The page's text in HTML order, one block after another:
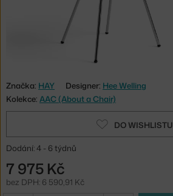
Značka: HAY Designer: Hee Welling
Kolekce: AAC (About a Chair)
DO WISHLISTU
Dodání: 4 - 6 týdnů
7 975 Kč
bez DPH: 6 590,91 Kč